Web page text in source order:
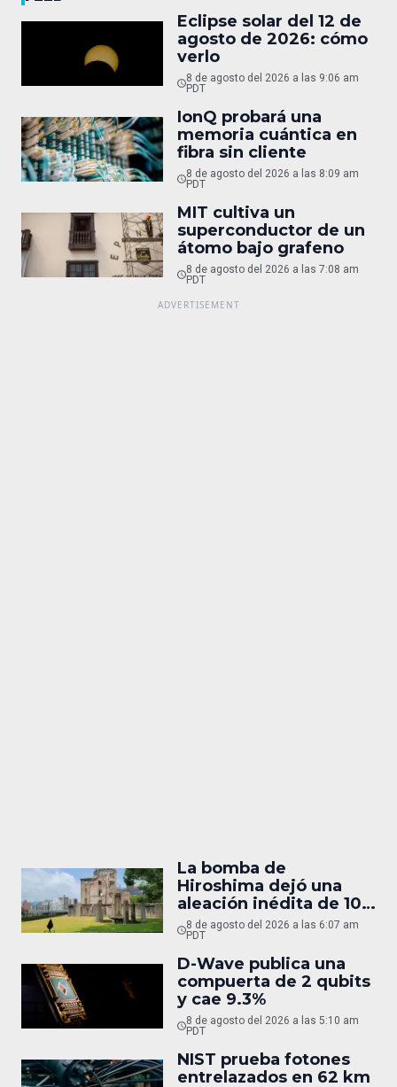
Eclipse solar del 12 de
agosto de 2026: cómo
verlo
8 de agosto del 2026 a las 9:06 am
PDT
IonQ probará una
memoria cuántica en
fibra sin cliente
8 de agosto del 2026 a las 8:09 am
PDT
MIT cultiva un
superconductor de un
átomo bajo grafeno
8 de agosto del 2026 a las 7:08 am
PDT
La bomba de
Hiroshima dejó una
aleación inédita de 10
micras
8 de agosto del 2026 a las 6:07 am
PDT
D-Wave publica una
compuerta de 2 qubits
y cae 9.3%
8 de agosto del 2026 a las 5:10 am
PDT
NIST prueba fotones
entrelazados en 62 km